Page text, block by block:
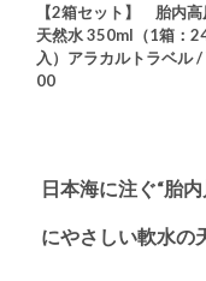
【2箱セット】 胎内高
天然水 350ml（1箱：
入）アラカルトラベル
00
日本海に注ぐ“胎
にやさしい軟水の